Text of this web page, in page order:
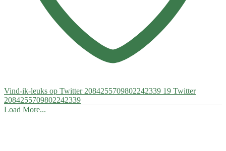
Vind-ik-leuks op Twitter 2084255709802242339 19 Twitter
2084255709802242339
Load More...